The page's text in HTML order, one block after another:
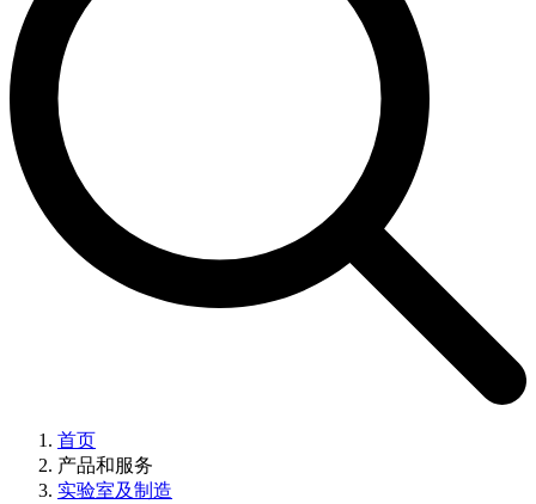
首页
产品和服务
实验室及制造